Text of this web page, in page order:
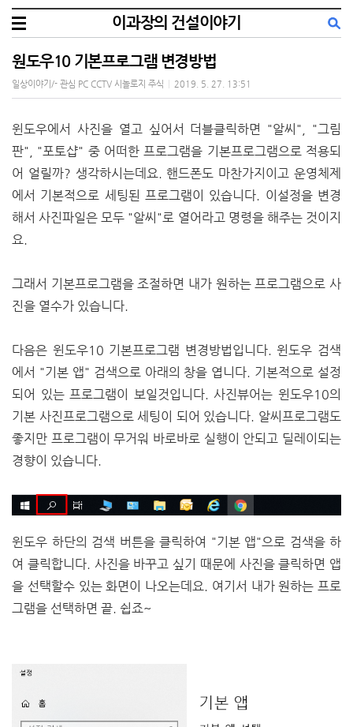
이과장의 건설이야기
원도우10 기본프로그램 변경방법
일상이야기/- 관심 PC CCTV 시놀로지 주식 2019. 5. 27. 13:51
윈도우에서 사진을 열고 싶어서 더블클릭하면 "알씨", "그림
판", "포토샵" 중 어떠한 프로그램을 기본프로그램으로 적용되
어 얼릴까? 생각하시는데요. 핸드폰도 마찬가지이고 운영체제
에서 기본적으로 세팅된 프로그램이 있습니다. 이설정을 변경
해서 사진파일은 모두 "알씨"로 열어라고 명령을 해주는 것이지
요.
그래서 기본프로그램을 조절하면 내가 원하는 프로그램으로 사
진을 열수가 있습니다.
다음은 윈도우10 기본프로그램 변경방법입니다. 윈도우 검색
에서 "기본 앱" 검색으로 아래의 창을 엽니다. 기본적으로 설정
되어 있는 프로그램이 보일것입니다. 사진뷰어는 윈도우10의
기본 사진프로그램으로 세팅이 되어 있습니다. 알씨프로그램도
좋지만 프로그램이 무거워 바로바로 실행이 안되고 딜레이되는
경향이 있습니다.
윈도우 하단의 검색 버튼을 클릭하여 "기본 앱"으로 검색을 하
여 클릭합니다. 사진을 바꾸고 싶기 때문에 사진을 클릭하면 앱
을 선택할수 있는 화면이 나오는데요. 여기서 내가 원하는 프로
그램을 선택하면 끝. 쉽죠~